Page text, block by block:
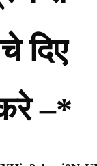
दिए
–*